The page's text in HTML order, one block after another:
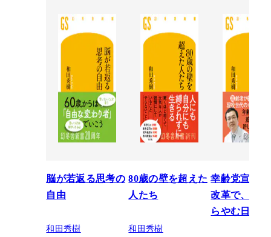
脳が若返る思考の
自由
和田秀樹
80歳の壁を超えた
人たち
和田秀樹
幸齢党宣言
改革で、世
らやむ日本